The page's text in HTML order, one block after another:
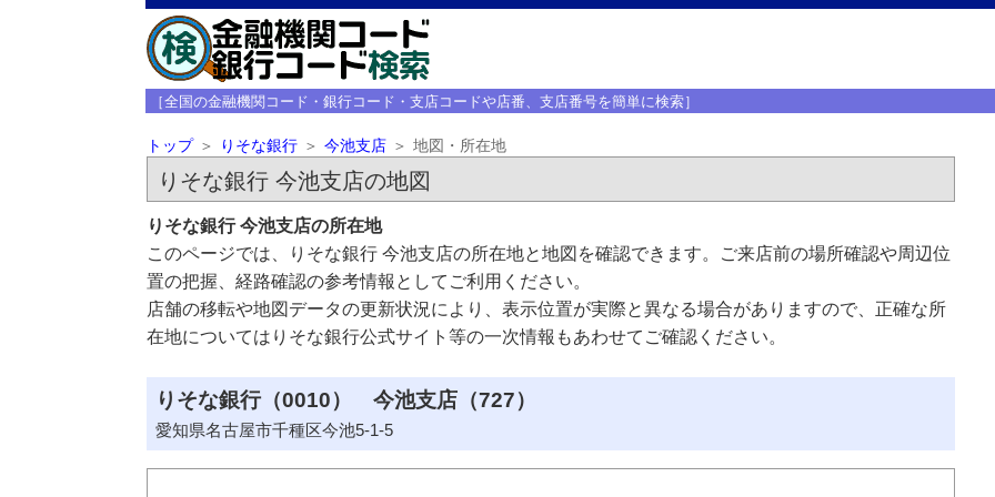
［全国の金融機関コード・銀行コード・支店コードや店番、支店番号を簡単に検索］
トップ りそな銀行 今池支店 地図・所在地
りそな銀行 今池支店の地図
りそな銀行 今池支店の所在地
このページでは、りそな銀行 今池支店の所在地と地図を確認できます。ご来店前の場所確認や周辺位
置の把握、経路確認の参考情報としてご利用ください。
店舗の移転や地図データの更新状況により、表示位置が実際と異なる場合がありますので、正確な所
在地についてはりそな銀行公式サイト等の一次情報もあわせてご確認ください。
りそな銀行（0010） 今池支店（727）
愛知県名古屋市千種区今池5-1-5